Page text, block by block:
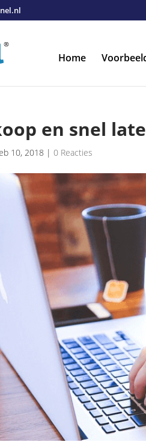
Home
en snel
10, 2018 |0 Reacties